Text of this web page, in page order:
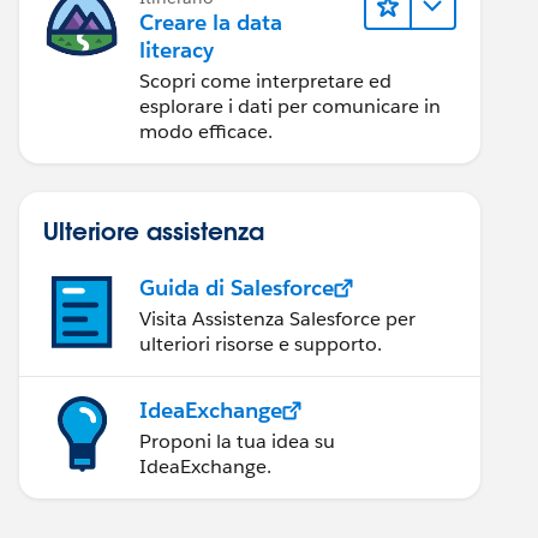
Creare la data
literacy
Scopri come interpretare ed
esplorare i dati per comunicare in
modo efficace.
Ulteriore assistenza
Guida di Salesforce
Visita Assistenza Salesforce per
ulteriori risorse e supporto.
IdeaExchange
Proponi la tua idea su
IdeaExchange.